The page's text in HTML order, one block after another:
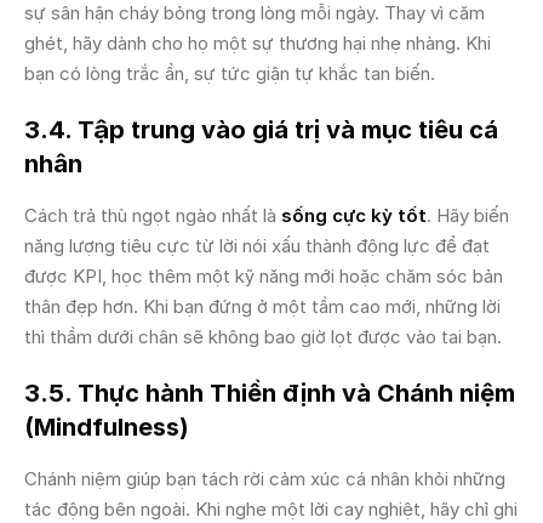
sự sân hận cháy bỏng trong lòng mỗi ngày. Thay vì căm
ghét, hãy dành cho họ một sự thương hại nhẹ nhàng. Khi
bạn có lòng trắc ẩn, sự tức giận tự khắc tan biến.
3.4. Tập trung vào giá trị và mục tiêu cá
nhân
Cách trả thù ngọt ngào nhất là sống cực kỳ tốt. Hãy biến
năng lượng tiêu cực từ lời nói xấu thành động lực để đạt
được KPI, học thêm một kỹ năng mới hoặc chăm sóc bản
thân đẹp hơn. Khi bạn đứng ở một tầm cao mới, những lời
thì thầm dưới chân sẽ không bao giờ lọt được vào tai bạn.
3.5. Thực hành Thiền định và Chánh niệm
(Mindfulness)
Chánh niệm giúp bạn tách rời cảm xúc cá nhân khỏi những
tác động bên ngoài. Khi nghe một lời cay nghiệt, hãy chỉ ghi